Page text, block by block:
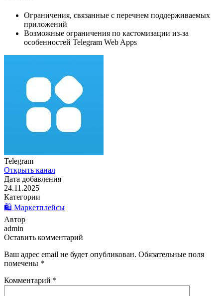
Ограничения, связанные с перечнем поддерживаемых
приложений
Возможные ограничения по кастомизации из-за
особенностей Telegram Web Apps
Telegram
Открыть канал
Дата добавления
24.11.2025
Категории
🛍️ Маркетплейсы
Автор
admin
Оставить комментарий
Ваш адрес email не будет опубликован. Обязательные поля
помечены *
Комментарий *